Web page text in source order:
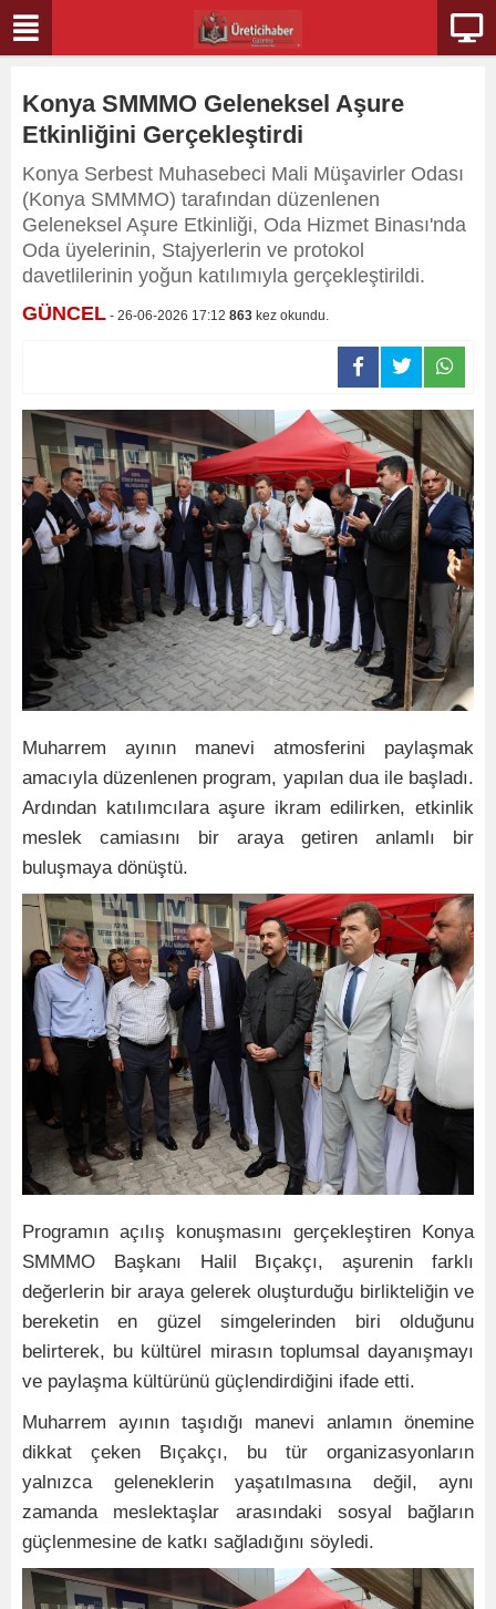
Konya SMMMO Geleneksel Aşure
Etkinliğini Gerçekleştirdi
Konya Serbest Muhasebeci Mali Müşavirler Odası
(Konya SMMMO) tarafından düzenlenen
Geleneksel Aşure Etkinliği, Oda Hizmet Binası'nda
Oda üyelerinin, Stajyerlerin ve protokol
davetlilerinin yoğun katılımıyla gerçekleştirildi.
GÜNCEL - 26-06-2026 17:12 863 kez okundu.
Muharrem ayının manevi atmosferini paylaşmak
amacıyla düzenlenen program, yapılan dua ile başladı.
Ardından katılımcılara aşure ikram edilirken, etkinlik
meslek camiasını bir araya getiren anlamlı bir
buluşmaya dönüştü.
Programın açılış konuşmasını gerçekleştiren Konya
SMMMO Başkanı Halil Bıçakçı, aşurenin farklı
değerlerin bir araya gelerek oluşturduğu birlikteliğin ve
bereketin en güzel simgelerinden biri olduğunu
belirterek, bu kültürel mirasın toplumsal dayanışmayı
ve paylaşma kültürünü güçlendirdiğini ifade etti.
Muharrem ayının taşıdığı manevi anlamın önemine
dikkat çeken Bıçakçı, bu tür organizasyonların
yalnızca geleneklerin yaşatılmasına değil, aynı
zamanda meslektaşlar arasındaki sosyal bağların
güçlenmesine de katkı sağladığını söyledi.